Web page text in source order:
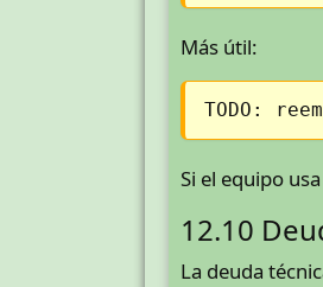
Más útil:
TODO:
Si el equipo
12.10
La deuda